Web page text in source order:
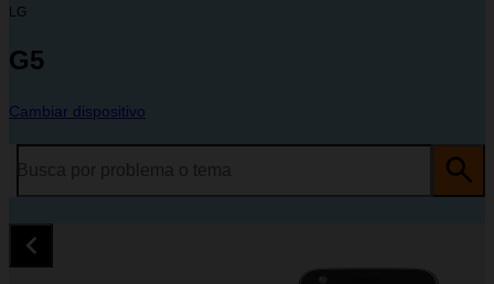
LG
G5
Cambiar dispositivo